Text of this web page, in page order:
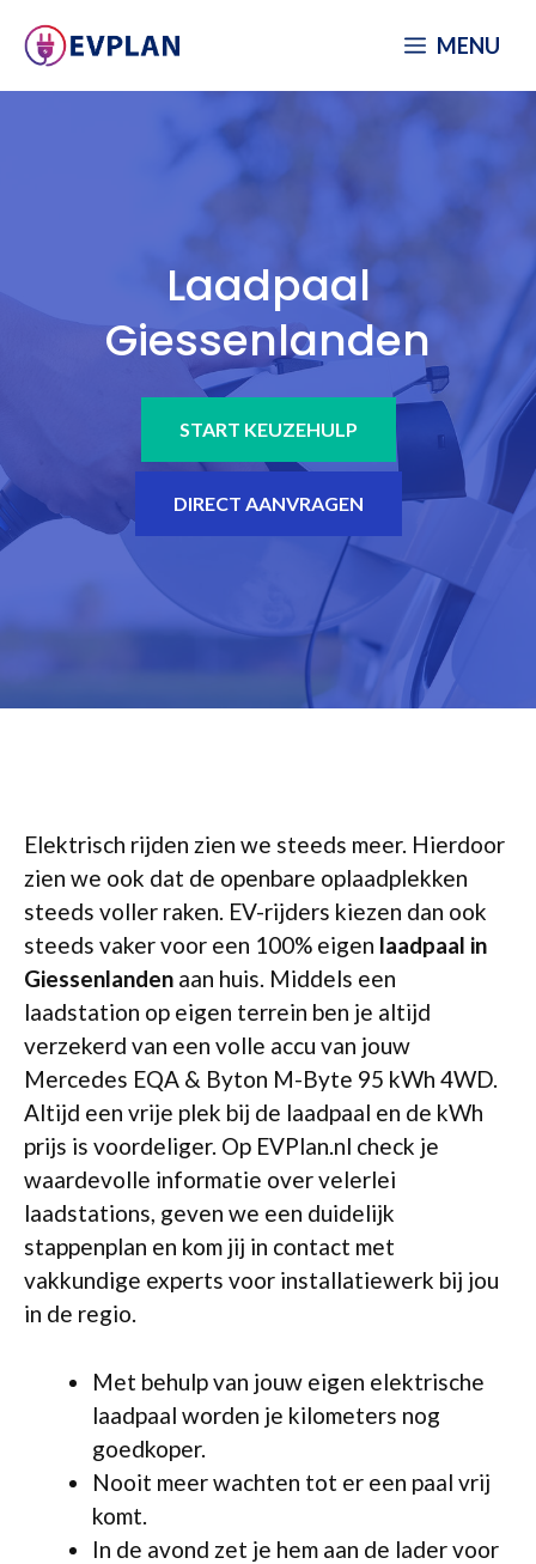
naar
MENU
Laadpaal
Giessenlanden
START KEUZEHULP
DIRECT AANVRAGEN
Elektrisch rijden zien we steeds meer. Hierdoor
zien we ook dat de openbare oplaadplekken
steeds voller raken. EV-rijders kiezen dan ook
steeds vaker voor een 100% eigen laadpaal in
Giessenlanden aan huis. Middels een
laadstation op eigen terrein ben je altijd
verzekerd van een volle accu van jouw
Mercedes EQA & Byton M-Byte 95 kWh 4WD.
Altijd een vrije plek bij de laadpaal en de kWh
prijs is voordeliger. Op EVPlan.nl check je
waardevolle informatie over velerlei
laadstations, geven we een duidelijk
stappenplan en kom jij in contact met
vakkundige experts voor installatiewerk bij jou
in de regio.
Met behulp van jouw eigen elektrische
laadpaal worden je kilometers nog
goedkoper.
Nooit meer wachten tot er een paal vrij
komt.
In de avond zet je hem aan de lader voor